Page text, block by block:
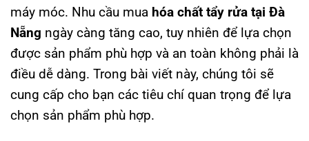
máy móc. Nhu cầu mua hóa chất tẩy rửa tại Đà
Nẵng ngày càng tăng cao, tuy nhiên để lựa chọn
được sản phẩm phù hợp và an toàn không phải là
điều dễ dàng. Trong bài viết này, chúng tôi sẽ
cung cấp cho bạn các tiêu chí quan trọng để lựa
chọn sản phẩm phù hợp.